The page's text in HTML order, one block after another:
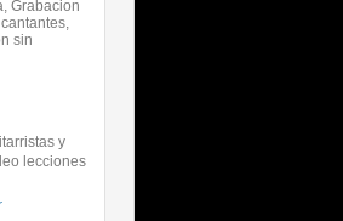
Grabacion
sin
y
lecciones